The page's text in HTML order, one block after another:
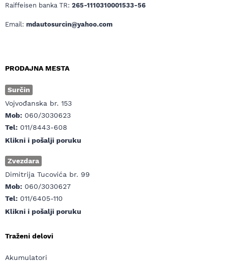
Raiffeisen banka TR: 265-1110310001533-56
Email: mdautosurcin@yahoo.com
PRODAJNA MESTA
Surčin
Vojvođanska br. 153
Mob: 060/3030623
Tel: 011/8443-608
Klikni i pošalji poruku
Zvezdara
Dimitrija Tucovića br. 99
Mob: 060/3030627
Tel: 011/6405-110
Klikni i pošalji poruku
Traženi delovi
Akumulatori